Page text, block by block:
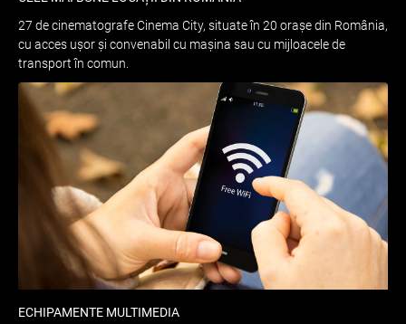
27 de cinematografe Cinema City, situate în 20 orașe din România,
cu acces ușor și convenabil cu mașina sau cu mijloacele de
transport în comun.
ECHIPAMENTE MULTIMEDIA